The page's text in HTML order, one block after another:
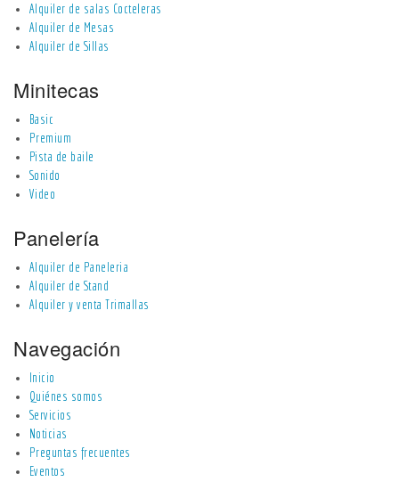
Alquiler de salas Cocteleras
Alquiler de Mesas
Alquiler de Sillas
Minitecas
Basic
Premium
Pista de baile
Sonido
Video
Panelería
Alquiler de Paneleria
Alquiler de Stand
Alquiler y venta Trimallas
Navegación
Inicio
Quiénes somos
Servicios
Noticias
Preguntas frecuentes
Eventos